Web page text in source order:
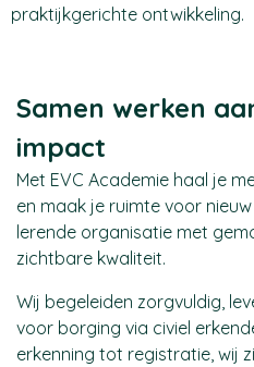
praktijkgerichte ontwikkeling.
Samen werken
impact
Met EVC Academie haal je
en maak je ruimte voor
lerende organisatie met
zichtbare kwaliteit.
Wij begeleiden zorgvuldig,
voor borging via civiel
erkenning tot registratie, wij